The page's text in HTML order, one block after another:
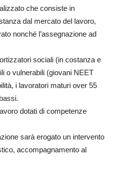
che consiste in
dal mercato del lavoro,
nonché l’assegnazione ad
sociali (in costanza e
o vulnerabili (giovani NEET
i lavoratori maturi over 55
dotati di competenze
sarà erogato un intervento
accompagnamento al